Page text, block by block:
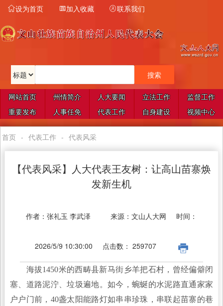
设为首页 加入收藏 联系我们
网站首页 州情简介 人大要闻 立法工作
监督工作
重要发布
人事任免 代表工作 自身建设 视频中心
首页 - 代表工作 - 代表风采
【代表风采】人大代表王友树：让高山苗寨焕
发新生机
作者： 张礼玉 李武泽 来源： 文山人大网 时间：
2026/5/9 10:30:00 点击数： 259707
海拔1450米的西畴县新马街乡羊把石村，曾经偏僻闭
塞、道路泥泞、垃圾遍地。如今，蜿蜒的水泥路直通家家
户户门前，40盏太阳能路灯如串串珍珠，串联起苗寨的巷